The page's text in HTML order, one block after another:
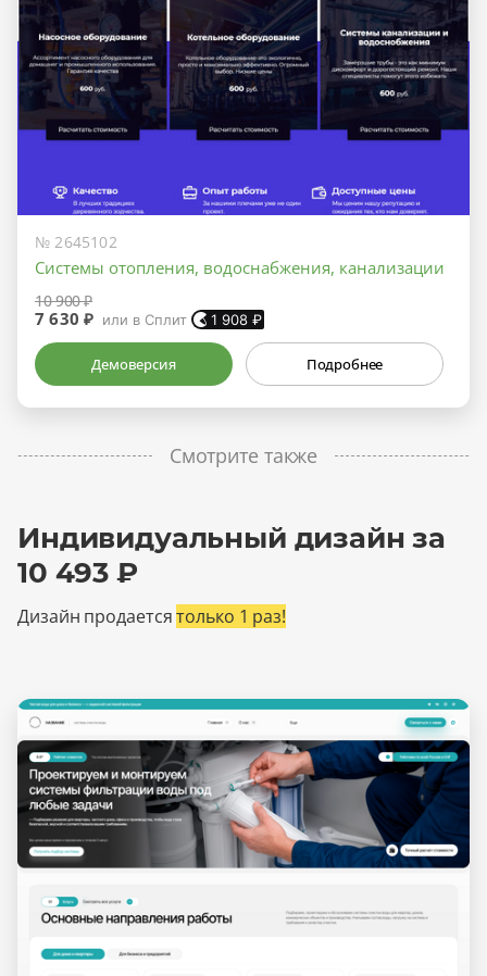
№ 2645102
Системы отопления, водоснабжения, канализации
10 900 ₽
7 630 ₽ или в Сплит 1 908 ₽
Демоверсия Подробнее
Смотрите также
Индивидуальный дизайн за
10 493 ₽
Дизайн продаетсятолько 1 раз!